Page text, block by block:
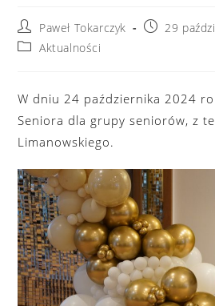
Post
author:
Paweł Tokarczyk
Post29
PostAktualności
W dniu 24 października 2024
Seniora dla grupy seniorów, z
Limanowskiego.